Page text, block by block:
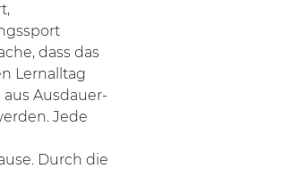
dass das
Lernalltag
Ausdauer-
Jede
Durch die